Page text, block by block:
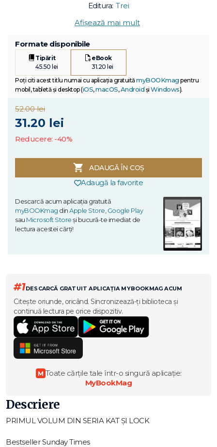
Editura: Trei
Afișează mai mult
Formate disponibile
Tipărit
45.50 lei
eBook
31.20 lei
Poți citi acest titlu numai cu aplicația gratuitămyBOOKmag pentru
mobil, tabletă și desktop (iOS,macOS,Android și Windows).
52.00 lei
31.20 lei
Reducere: -40%
ADAUGĂ ÎN COȘ
Adaugă la favorite
Descarcă acum aplicația gratuită
myBOOKmag dinApple Store,Google Play
sau Microsoft Storeși bucură-te imediat de
lectura acestei cărți!
#1DESCARCĂ GRATUIT APLICAȚIA MYBOOKMAG ACUM
Citește oriunde, oricând. Sincronizează-ți biblioteca și
continuă lectura pe orice dispozitiv.
M Toate cărțile tale într-o singură aplicație:
MyBookMag
Descriere
PRIMUL VOLUM DIN SERIA KAT ȘI LOCK
Bestseller Sunday Times